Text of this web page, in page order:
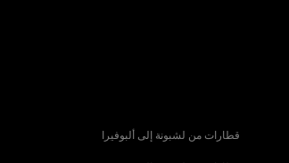
قطارات من لشبونة إلى ألبوفيرا